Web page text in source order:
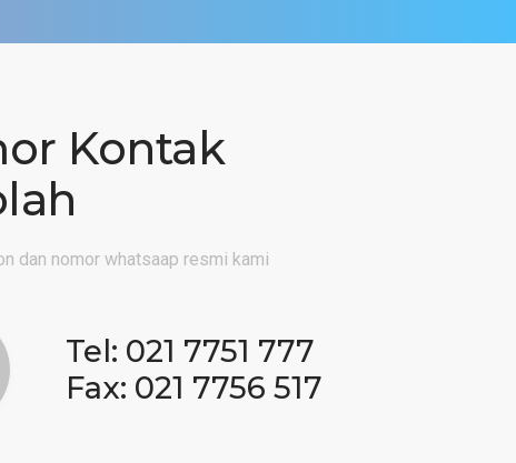
Kontak
dan nomor whatsaap resmi kami
Tel: 021 7751 777
Fax: 021 7756 517